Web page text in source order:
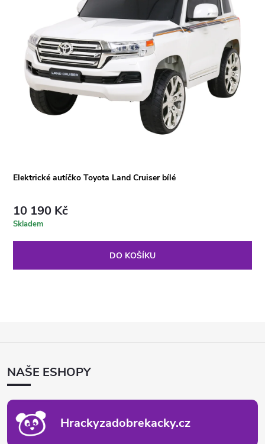
Elektrické autíčko Toyota Land Cruiser bílé
10 190 Kč
Skladem
DO KOŠÍKU
ANAŠE ESHOPY
Hrackyzadobrekacky.cz